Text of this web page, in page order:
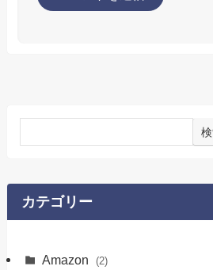
カテゴリー
Amazon (2)